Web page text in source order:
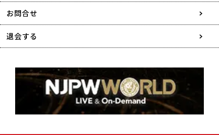
協賛・広告媒体のご案内
特定商取引に関する表記
著作権について
利用者情報の外部送信について
お問合せ
退会する